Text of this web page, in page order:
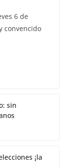
ar
e
6 de
convencido
esin
¡la